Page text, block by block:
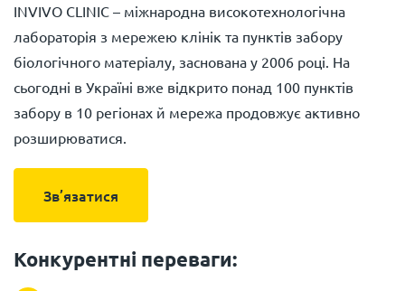
INVIVO CLINIC – міжнародна високотехнологічна
лабораторія з мережею клінік та пунктів забору
біологічного матеріалу, заснована у 2006 році. На
сьогодні в Україні вже відкрито понад 100 пунктів
забору в 10 регіонах й мережа продовжує активно
розширюватися.
Зв’язатися
Конкурентні переваги: